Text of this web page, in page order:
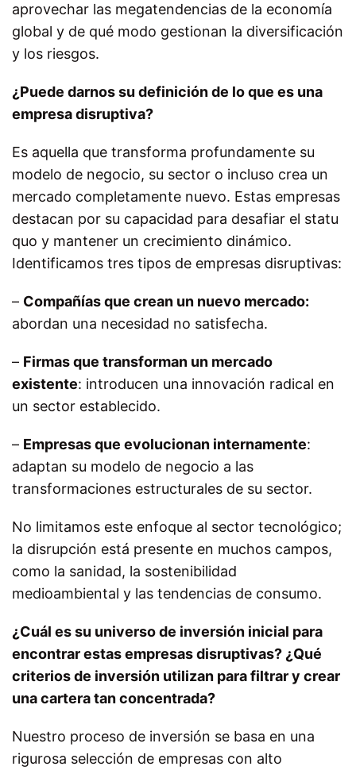
aprovechar las megatendencias de la economía
global y de qué modo gestionan la diversificación
y los riesgos.
¿Puede darnos su definición de lo que es una
empresa disruptiva?
Es aquella que transforma profundamente su
modelo de negocio, su sector o incluso crea un
mercado completamente nuevo. Estas empresas
destacan por su capacidad para desafiar el statu
quo y mantener un crecimiento dinámico.
Identificamos tres tipos de empresas disruptivas:
– Compañías que crean un nuevo mercado:
abordan una necesidad no satisfecha.
– Firmas que transforman un mercado
existente: introducen una innovación radical en
un sector establecido.
– Empresas que evolucionan internamente:
adaptan su modelo de negocio a las
transformaciones estructurales de su sector.
No limitamos este enfoque al sector tecnológico;
la disrupción está presente en muchos campos,
como la sanidad, la sostenibilidad
medioambiental y las tendencias de consumo.
¿Cuál es su universo de inversión inicial para
encontrar estas empresas disruptivas? ¿Qué
criterios de inversión utilizan para filtrar y crear
una cartera tan concentrada?
Nuestro proceso de inversión se basa en una
rigurosa selección de empresas con alto